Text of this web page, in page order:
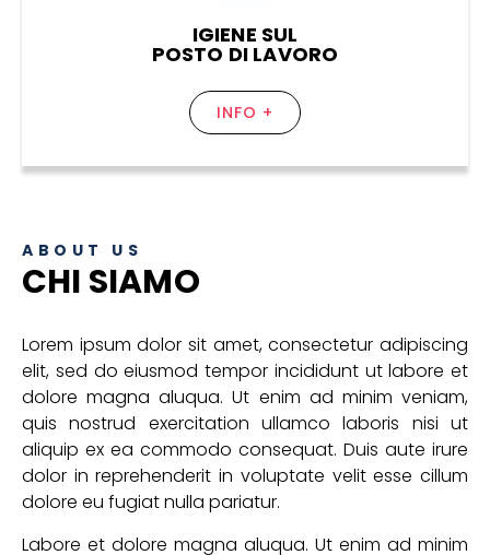
IGIENE SUL
POSTO DI LAVORO
INFO +
ABOUT US
CHI SIAMO
Lorem ipsum dolor sit amet, consectetur adipiscing
elit, sed do eiusmod tempor incididunt ut labore et
dolore magna aluqua. Ut enim ad minim veniam,
quis nostrud exercitation ullamco laboris nisi ut
aliquip ex ea commodo consequat. Duis aute irure
dolor in reprehenderit in voluptate velit esse cillum
dolore eu fugiat nulla pariatur.
Labore et dolore magna aluqua. Ut enim ad minim